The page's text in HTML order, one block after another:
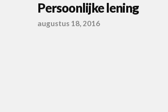
Persoonlijke lening
augustus 18, 2016